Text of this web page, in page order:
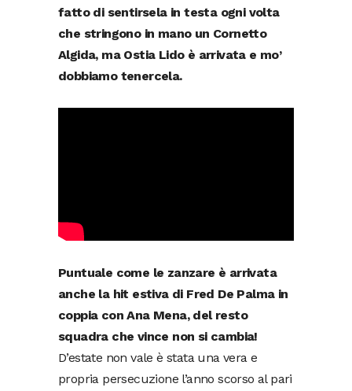
fatto di sentirsela in testa ogni volta
che stringono in mano un Cornetto
Algida, ma Ostia Lido è arrivata e mo’
dobbiamo tenercela.
Puntuale come le zanzare è arrivata
anche la hit estiva di Fred De Palma in
coppia con Ana Mena, del resto
squadra che vince non si cambia!
D’estate non vale è stata una vera e
propria persecuzione l’anno scorso al pari